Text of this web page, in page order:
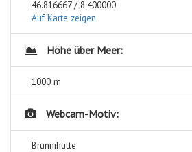
46.816667 / 8.400000
Auf Karte zeigen
Höhe über Meer:
1000 m
Webcam-Motiv:
Brunnihütte